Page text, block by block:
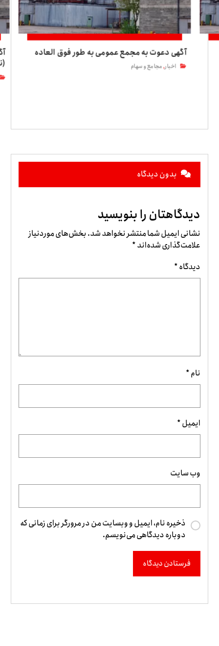
آگهی دعوت به مجمع عمومی به طور فوق العاده
اخبار,مجامع و سهام
بدون دیدگاه
دیدگاهتان را بنویسید
نشانی ایمیل شما منتشر نخواهد شد.بخش‌های موردنیاز
علامت‌گذاری شده‌اند*
دیدگاه*
نام*
ایمیل*
وب‌ سایت
ذخیره نام، ایمیل و وبسایت من در مرورگر برای زمانی که
دوباره دیدگاهی می‌نویسم.
فرستادن دیدگاه